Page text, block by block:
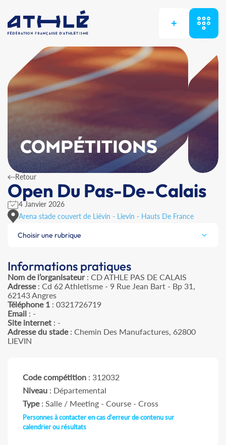
+
COMPÉTITIONS
Retour
Open Du Pas-De-Calais
4 Janvier 2026
Arena stade couvert de Liévin - Lievin - Hauts De France
Choisir une rubrique
Informations pratiques
Nom de l’organisateur: CD ATHLE PAS DE CALAIS
Adresse: Cd 62 Athletisme - 9 Rue Jean Bart - Bp 31,
62143 Angres
Téléphone 1 : 0321726719
Email : -
Site internet : -
Adresse du stade: Chemin Des Manufactures, 62800
LIEVIN
Code compétition : 312032
Niveau : Départemental
Type: Salle / Meeting - Course - Cross
Personnes à contacter en cas d'erreur de contenu sur
calendrier ou résultats